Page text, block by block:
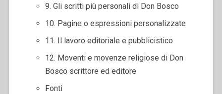
9. Gli scritti più personali di Don Bosco
10. Pagine o espressioni personalizzate
11. Il lavoro editoriale e pubblicistico
12. Moventi e movenze religiose di Don
Bosco scrittore ed editore
Fonti